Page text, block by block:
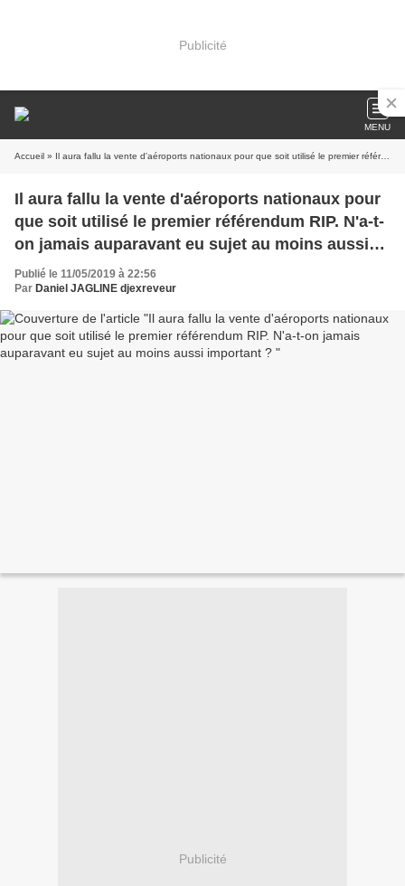
Publicité
MENU
Accueil » Il aura fallu la vente d'aéroports nationaux pour que soit utilisé le premier référendum RIP. N'a-t-on jamais auparavant eu sujet au moins aussi important ?
Il aura fallu la vente d'aéroports nationaux pour
que soit utilisé le premier référendum RIP. N'a-t-
on jamais auparavant eu sujet au moins aussi
important ?
Publié le 11/05/2019 à 22:56
Par Daniel JAGLINE djexreveur
Publicité